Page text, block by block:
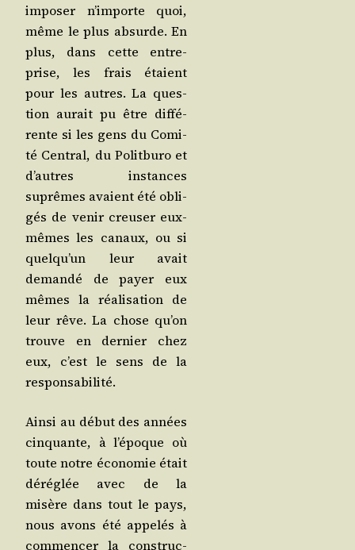
impo­ser n’im­porte quoi,
même le plus absurde. En
plus, dans cette entre­
prise, les frais étaient
pour les autres. La ques­
tion aurait pu être dif­fé­
rente si les gens du Comi­
té Cen­tral, du Polit­bu­ro et
d’autres ins­tances
suprêmes avaient été obli­
gés de venir creu­ser eux-
mêmes les canaux, ou si
quel­qu’un leur avait
deman­dé de payer eux
mêmes la réa­li­sa­tion de
leur rêve. La chose qu’on
trouve en der­nier chez
eux, c’est le sens de la
responsabilité.
Ain­si au début des années
cin­quante, à l’é­poque où
toute notre éco­no­mie était
déré­glée avec de la
misère dans tout le pays,
nous avons été appe­lés à
com­men­cer la construc­